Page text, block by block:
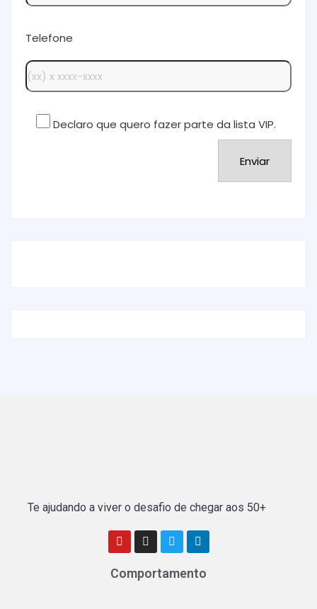
Telefone
Declaro que quero fazer parte da lista VIP.
Te ajudando a viver o desafio de chegar aos 50+
Comportamento